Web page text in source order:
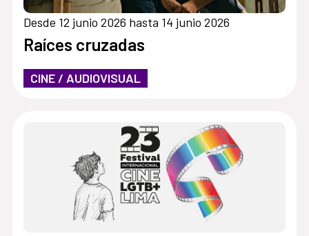
Desde 12 junio 2026 hasta 14 junio 2026
Raíces cruzadas
CINE / AUDIOVISUAL